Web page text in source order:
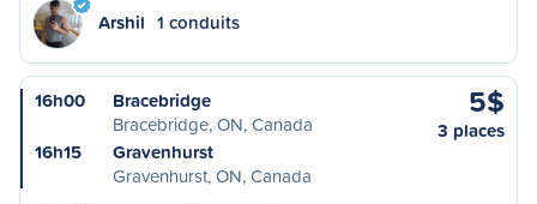
Arshil 1 conduits
16h00
Bracebridge
Bracebridge, ON, Canada
16h15
Gravenhurst
Gravenhurst, ON, Canada
5$
3 places